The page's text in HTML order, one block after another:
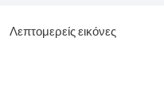
Λεπτομερείς εικόνες